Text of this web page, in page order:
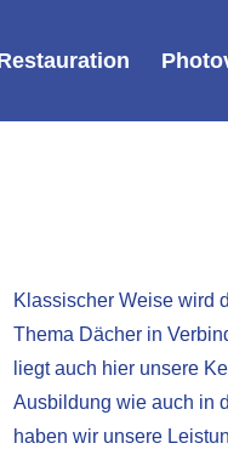
Klassischer Weise wird
Thema Dächer in
liegt auch hier unsere
Ausbildung wie auch in
haben wir unsere